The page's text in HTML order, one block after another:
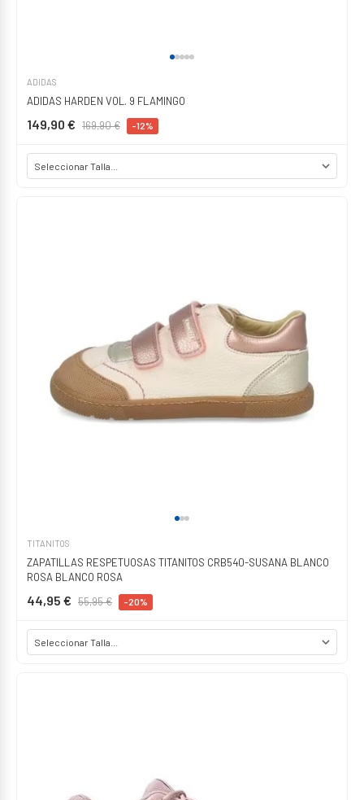
ADIDAS
ADIDAS HARDEN VOL. 9 FLAMINGO
149,90 € 169,90 € -12%
TITANITOS
ZAPATILLAS RESPETUOSAS TITANITOS CRB540-SUSANA BLANCO
ROSA BLANCO ROSA
44,95 € 55,95 € -20%